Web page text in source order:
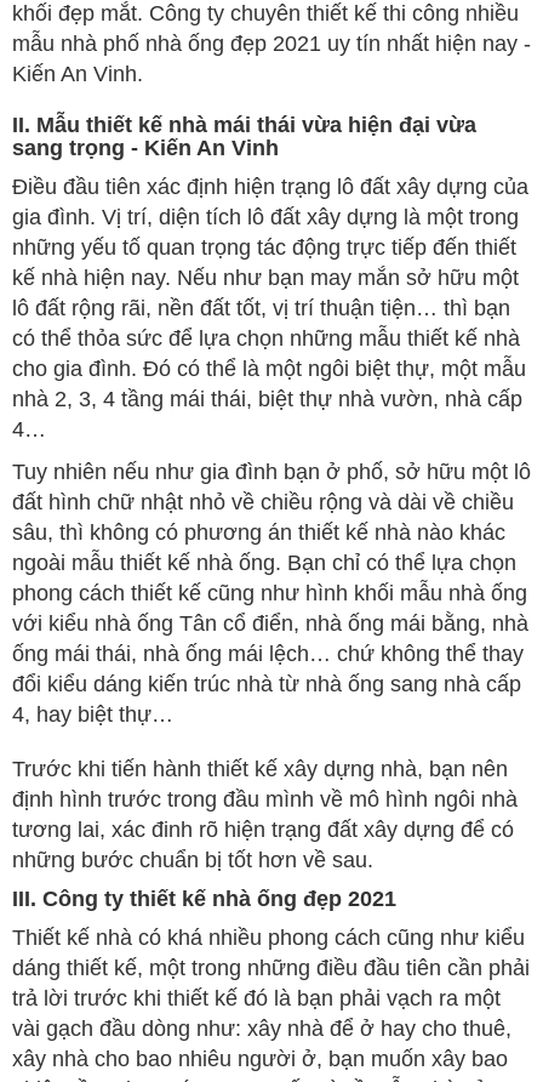
khối đẹp mắt. Công ty chuyên thiết kế thi công nhiều
mẫu nhà phố nhà ống đẹp 2021 uy tín nhất hiện nay -
Kiến An Vinh.
II. Mẫu thiết kế nhà mái thái vừa hiện đại vừa
sang trọng - Kiến An Vinh
Điều đầu tiên xác định hiện trạng lô đất xây dựng của
gia đình. Vị trí, diện tích lô đất xây dựng là một trong
những yếu tố quan trọng tác động trực tiếp đến thiết
kế nhà hiện nay. Nếu như bạn may mắn sở hữu một
lô đất rộng rãi, nền đất tốt, vị trí thuận tiện… thì bạn
có thể thỏa sức để lựa chọn những mẫu thiết kế nhà
cho gia đình. Đó có thể là một ngôi biệt thự, một mẫu
nhà 2, 3, 4 tầng mái thái, biệt thự nhà vườn, nhà cấp
4…
Tuy nhiên nếu như gia đình bạn ở phố, sở hữu một lô
đất hình chữ nhật nhỏ về chiều rộng và dài về chiều
sâu, thì không có phương án thiết kế nhà nào khác
ngoài mẫu thiết kế nhà ống. Bạn chỉ có thể lựa chọn
phong cách thiết kế cũng như hình khối mẫu nhà ống
với kiểu nhà ống Tân cổ điển, nhà ống mái bằng, nhà
ống mái thái, nhà ống mái lệch… chứ không thể thay
đổi kiểu dáng kiến trúc nhà từ nhà ống sang nhà cấp
4, hay biệt thự…
Trước khi tiến hành thiết kế xây dựng nhà, bạn nên
định hình trước trong đầu mình về mô hình ngôi nhà
tương lai, xác đinh rõ hiện trạng đất xây dựng để có
những bước chuẩn bị tốt hơn về sau.
III. Công ty thiết kế nhà ống đẹp 2021
Thiết kế nhà có khá nhiều phong cách cũng như kiểu
dáng thiết kế, một trong những điều đầu tiên cần phải
trả lời trước khi thiết kế đó là bạn phải vạch ra một
vài gạch đầu dòng như: xây nhà để ở hay cho thuê,
xây nhà cho bao nhiêu người ở, bạn muốn xây bao